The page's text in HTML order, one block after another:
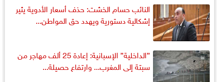
النائب حسام الخشت: حذف أسعار الأدوية يثير
إشكالية دستورية ويهدد حق المواطن...
”الداخلية” الإسبانية: إعادة 25 ألف مهاجر من
سبتة إلى المغرب... وارتفاع حصيلة...